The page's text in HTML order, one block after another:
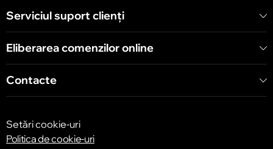
Chișinău
str. Arborilor 21, CC «Shopping MallDova»
Serviciul suport clienţi
Eliberarea comenzilor online
Contacte
Setări cookie-uri
Politica de cookie-uri